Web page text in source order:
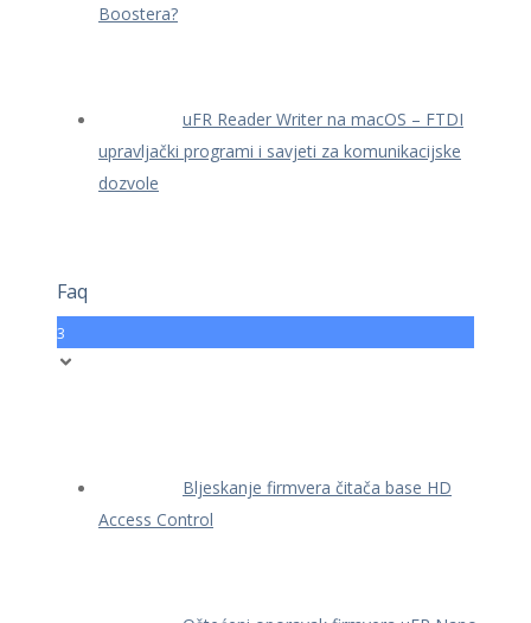
Boostera?
uFR Reader Writer na macOS – FTDI
upravljački programi i savjeti za komunikacijske
dozvole
Faq
3
Bljeskanje firmvera čitača base HD
Access Control